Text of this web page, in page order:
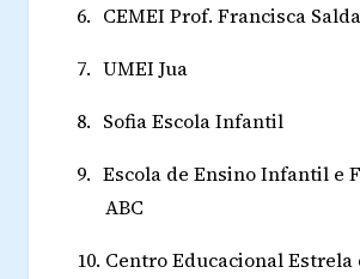
6. CEMEI Prof. Francisca
7. UMEI Jua
8. Sofia Escola Infantil
9. Escola de Ensino Infantil e
ABC
10. Centro Educacional Estrela